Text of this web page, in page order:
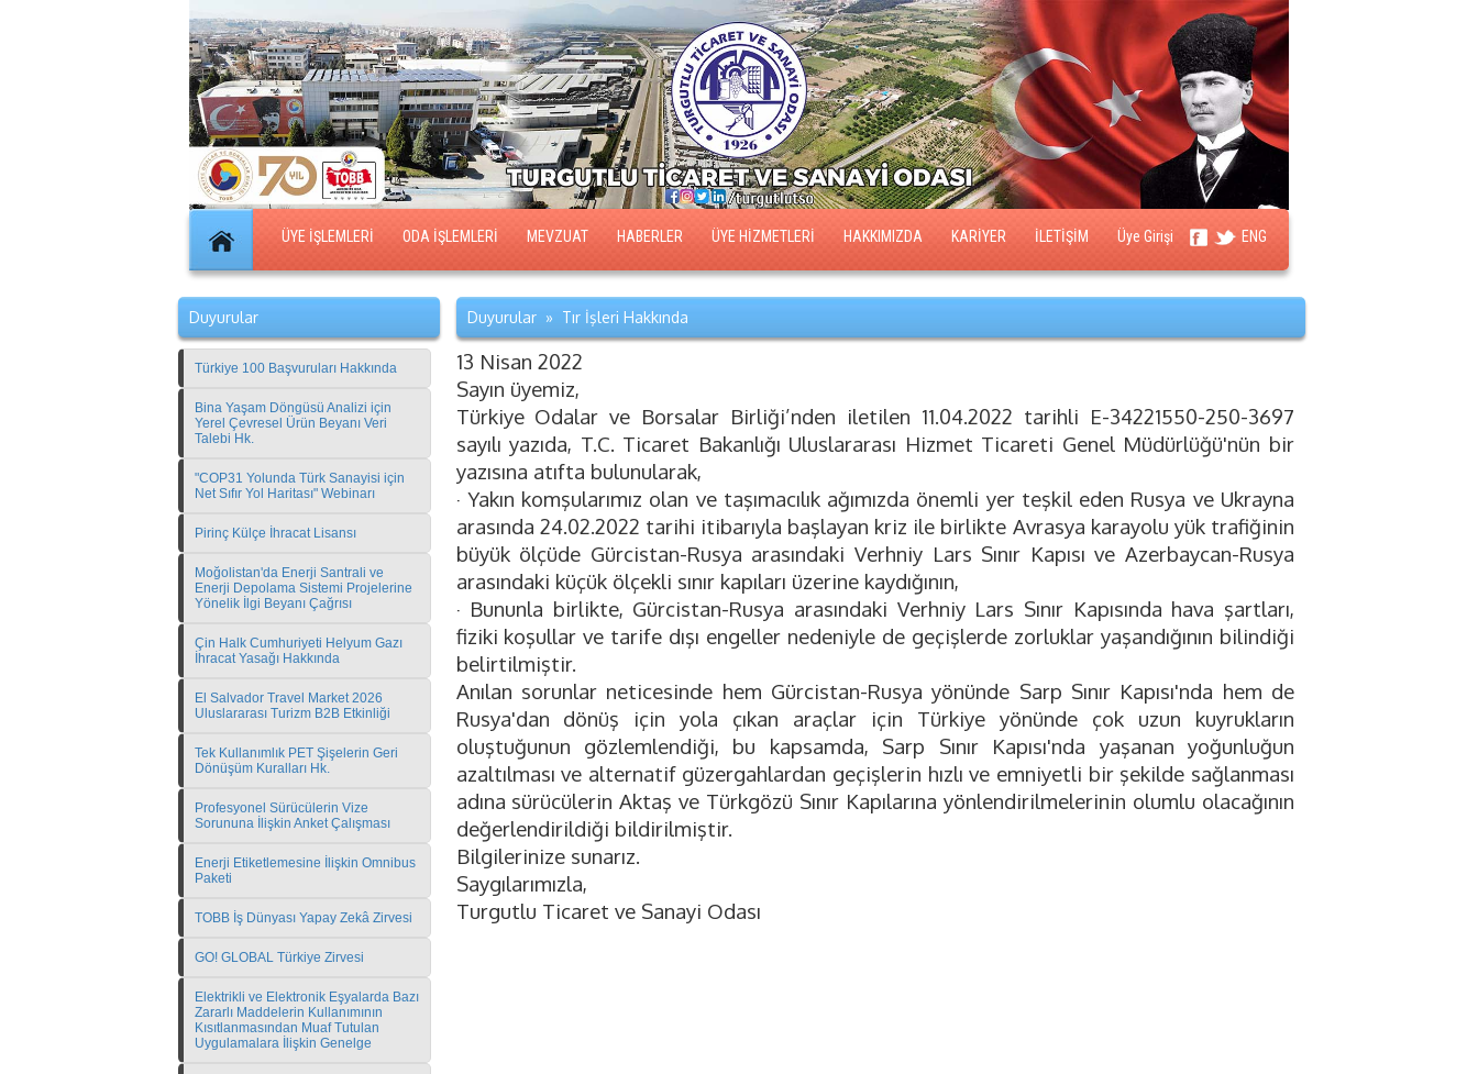
ÜYE İŞLEMLERİ ODA İŞLEMLERİ MEVZUAT HABERLER ÜYE HİZMETLERİ HAKKIMIZDA KARİYER İLETİŞİM Üye Girişi ENG
Duyurular
Türkiye 100 Başvuruları Hakkında
Bina Yaşam Döngüsü Analizi için
Yerel Çevresel Ürün Beyanı Veri
Talebi Hk.
"COP31 Yolunda Türk Sanayisi için
Net Sıfır Yol Haritası" Webinarı
Pirinç Külçe İhracat Lisansı
Moğolistan'da Enerji Santrali ve
Enerji Depolama Sistemi Projelerine
Yönelik İlgi Beyanı Çağrısı
Çin Halk Cumhuriyeti Helyum Gazı
İhracat Yasağı Hakkında
El Salvador Travel Market 2026
Uluslararası Turizm B2B Etkinliği
Tek Kullanımlık PET Şişelerin Geri
Dönüşüm Kuralları Hk.
Profesyonel Sürücülerin Vize
Sorununa İlişkin Anket Çalışması
Enerji Etiketlemesine İlişkin Omnibus
Paketi
TOBB İş Dünyası Yapay Zekâ Zirvesi
GO! GLOBAL Türkiye Zirvesi
Elektrikli ve Elektronik Eşyalarda Bazı
Zararlı Maddelerin Kullanımının
Kısıtlanmasından Muaf Tutulan
Uygulamalara İlişkin Genelge
Duyurular » Tır İşleri Hakkında
13 Nisan 2022
Sayın üyemiz,
Türkiye Odalar ve Borsalar Birliği’nden iletilen 11.04.2022 tarihli E-34221550-250-3697
sayılı yazıda, T.C. Ticaret Bakanlığı Uluslararası Hizmet Ticareti Genel Müdürlüğü'nün bir
yazısına atıfta bulunularak,
· Yakın komşularımız olan ve taşımacılık ağımızda önemli yer teşkil eden Rusya ve Ukrayna
arasında 24.02.2022 tarihi itibarıyla başlayan kriz ile birlikte Avrasya karayolu yük trafiğinin
büyük ölçüde Gürcistan-Rusya arasındaki Verhniy Lars Sınır Kapısı ve Azerbaycan-Rusya
arasındaki küçük ölçekli sınır kapıları üzerine kaydığının,
· Bununla birlikte, Gürcistan-Rusya arasındaki Verhniy Lars Sınır Kapısında hava şartları,
fiziki koşullar ve tarife dışı engeller nedeniyle de geçişlerde zorluklar yaşandığının bilindiği
belirtilmiştir.
Anılan sorunlar neticesinde hem Gürcistan-Rusya yönünde Sarp Sınır Kapısı'nda hem de
Rusya'dan dönüş için yola çıkan araçlar için Türkiye yönünde çok uzun kuyrukların
oluştuğunun gözlemlendiği, bu kapsamda, Sarp Sınır Kapısı'nda yaşanan yoğunluğun
azaltılması ve alternatif güzergahlardan geçişlerin hızlı ve emniyetli bir şekilde sağlanması
adına sürücülerin Aktaş ve Türkgözü Sınır Kapılarına yönlendirilmelerinin olumlu olacağının
değerlendirildiği bildirilmiştir.
Bilgilerinize sunarız.
Saygılarımızla,
Turgutlu Ticaret ve Sanayi Odası